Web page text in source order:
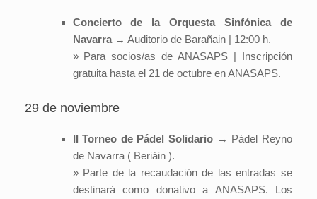
Concierto de la Orquesta Sinfónica de
Navarra→ Auditorio de Barañain | 12:00 h.
» Para socios/as de ANASAPS | Inscripción
gratuita hasta el 21 de octubre en ANASAPS.
29 de noviembre
II Torneo de Pádel Solidario → Pádel Reyno
de Navarra ( Beriáin ).
» Parte de la recaudación de las entradas se
destinará como donativo a ANASAPS. Los